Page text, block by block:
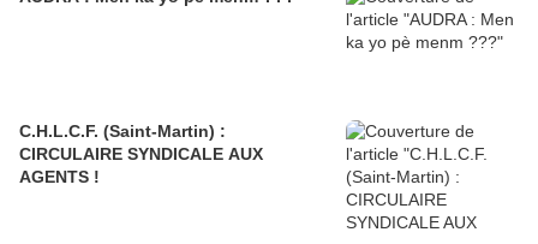
C.H.L.C.F. (Saint-Martin) :
CIRCULAIRE SYNDICALE AUX
AGENTS !